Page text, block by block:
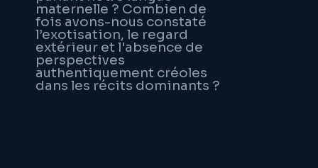
maternelle ? Combien de
fois avons-nous constaté
l’exotisation, le regard
extérieur et l'absence de
perspectives
authentiquement créoles
dans les récits dominants ?